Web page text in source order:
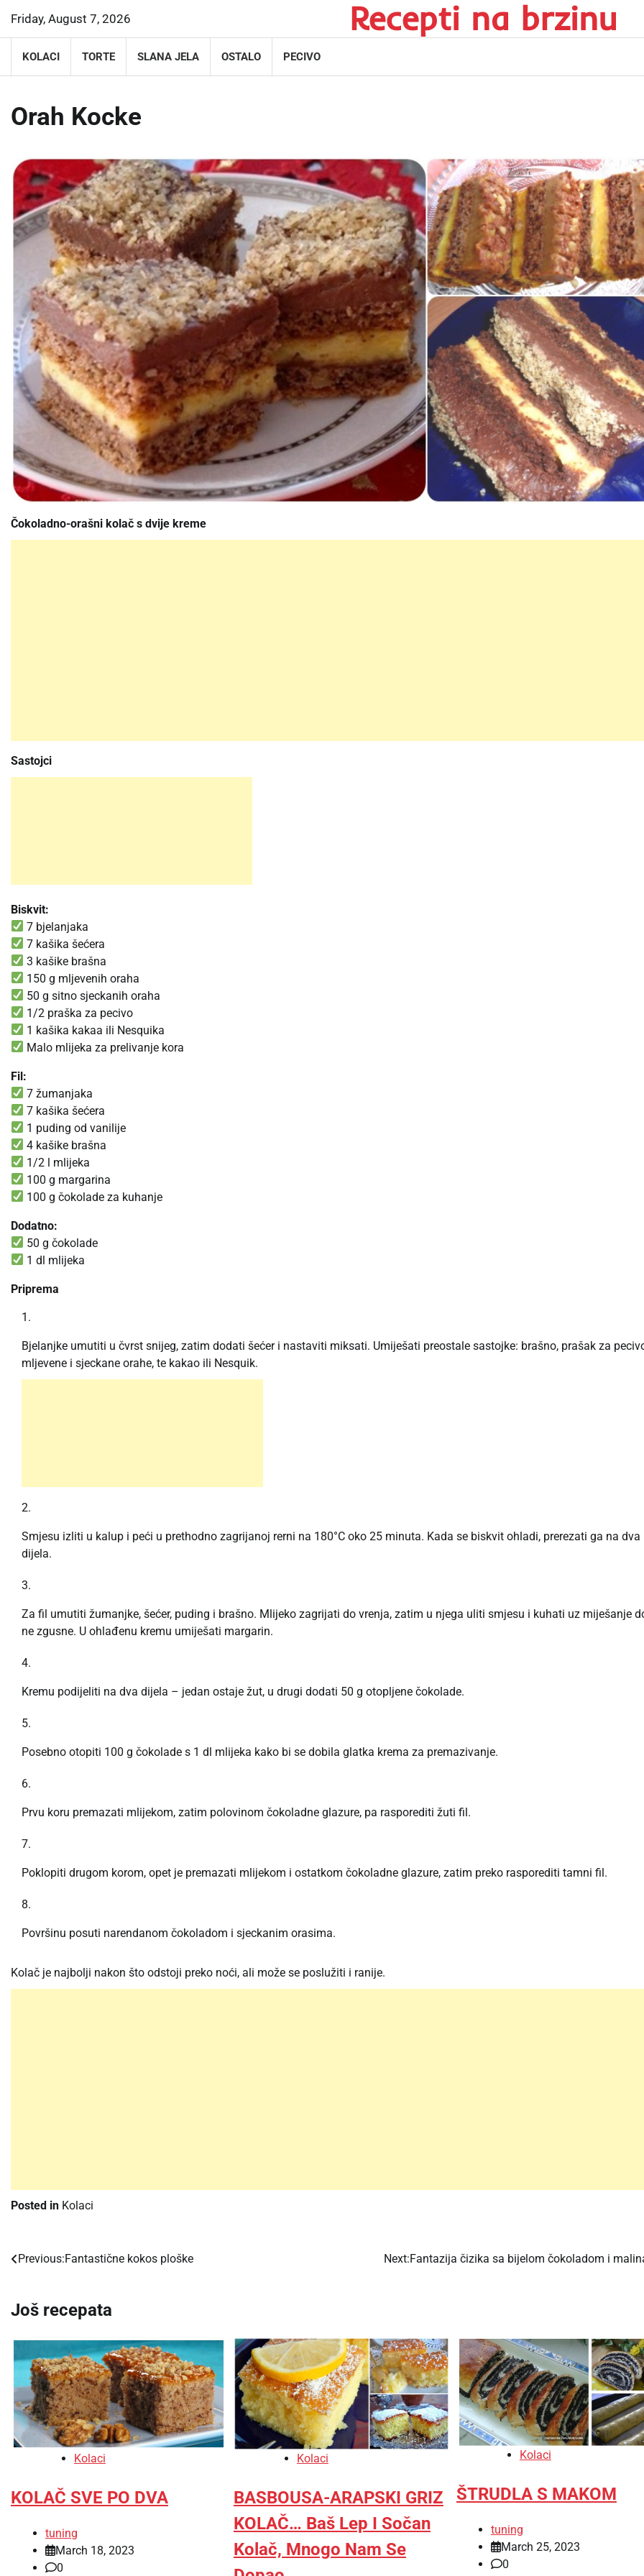
content
Friday, August 7, 2026 Recepti na brzinu
KOLACI TORTE SLANA JELA OSTALO PECIVO
Orah Kocke
Čokoladno-orašni kolač s dvije kreme
Sastojci
Biskvit:
7 bjelanjaka
7 kašika šećera
3 kašike brašna
150 g mljevenih oraha
50 g sitno sjeckanih oraha
1/2 praška za pecivo
1 kašika kakaa ili Nesquika
Malo mlijeka za prelivanje kora
Fil:
7 žumanjaka
7 kašika šećera
1 puding od vanilije
4 kašike brašna
1/2 l mlijeka
100 g margarina
100 g čokolade za kuhanje
Dodatno:
50 g čokolade
1 dl mlijeka
Priprema
Bjelanjke umutiti u čvrst snijeg, zatim dodati šećer i nastaviti miksati. Umiješati preostale sastojke: brašno, prašak za
mljevene i sjeckane orahe, te kakao ili Nesquik.
Smjesu izliti u kalup i peći u prethodno zagrijanoj rerni na 180°C oko 25 minuta. Kada se biskvit ohladi, prerezati ga na dva
dijela.
Za fil umutiti žumanjke, šećer, puding i brašno. Mlijeko zagrijati do vrenja, zatim u njega uliti smjesu i kuhati uz miješanje
ne zgusne. U ohlađenu kremu umiješati margarin.
Kremu podijeliti na dva dijela – jedan ostaje žut, u drugi dodati 50 g otopljene čokolade.
Posebno otopiti 100 g čokolade s 1 dl mlijeka kako bi se dobila glatka krema za premazivanje.
Prvu koru premazati mlijekom, zatim polovinom čokoladne glazure, pa rasporediti žuti fil.
Poklopiti drugom korom, opet je premazati mlijekom i ostatkom čokoladne glazure, zatim preko rasporediti tamni fil.
Površinu posuti narendanom čokoladom i sjeckanim orasima.
Kolač je najbolji nakon što odstoji preko noći, ali može se poslužiti i ranije.
Posted in Kolaci
Post
Previous:Fantastične kokos ploške Next:Fantazija čizika sa bijelom čokoladom i
Još recepata
Kolaci
KOLAČ SVE PO DVA
tuning
March 18, 2023
0
Kolaci
BASBOUSA-ARAPSKI GRIZ
KOLAČ… Baš Lep I Sočan
Kolač, Mnogo Nam Se
Kolaci
ŠTRUDLA S MAKOM
tuning
March 25, 2023
0